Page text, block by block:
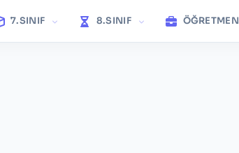
7.SINIF 8.SINIF ÖĞRETMEN